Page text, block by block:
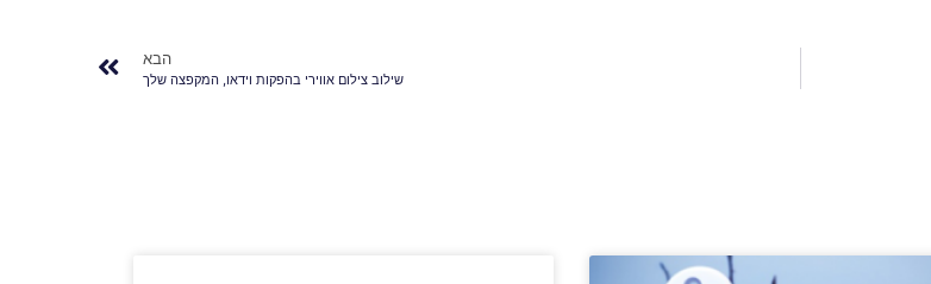
הבא
שילוב צילום אווירי בהפקות וידאו, המקפצה שלך